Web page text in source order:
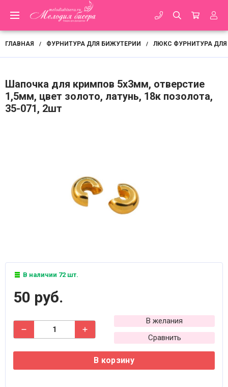
ГЛАВНАЯ / ФУРНИТУРА ДЛЯ БИЖУТЕРИИ / ЛЮКС ФУРНИТУРА
Шапочка для кримпов 5х3мм, отверстие
1,5мм, цвет золото, латунь, 18к позолота,
35-071, 2шт
В наличии 72 шт.
50 руб.
В желания
Сравнить
В корзину